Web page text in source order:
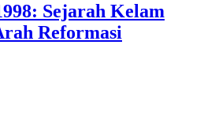
Sejarah Kelam
Reformasi